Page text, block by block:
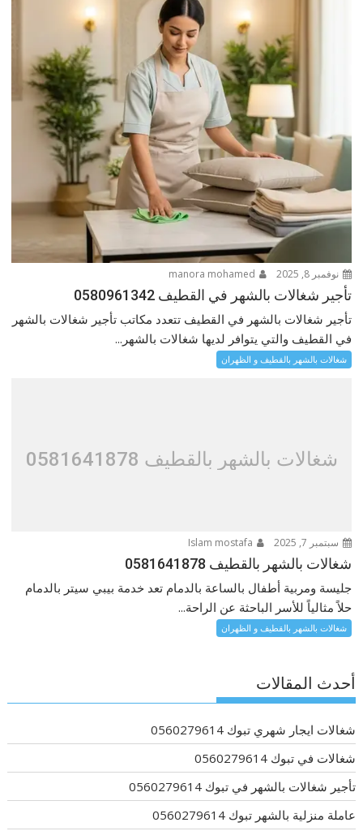
نوفمبر 8, 2025
تأجير شغالات بالشهر في القطيف 0580961342
تأجير شغالات بالشهر في القطيف تتعدد مكاتب تأجير شغالات بالشهر
في القطيف والتي يتوافر لديها شغالات بالشهر...
شغالات بالشهر بالقطيف و الظهران
شغالات بالشهر بالقطيف 0581641878
سبتمبر 7, 2025
شغالات بالشهر بالقطيف 0581641878
جليسة ومربية أطفال بالساعة بالدمام تعد خدمة بيبي سيتر بالدمام
حلاً مثالياً للأسر الباحثة عن الراحة...
شغالات بالشهر بالقطيف و الظهران
أحدث المقالات
شغالات ايجار شهري تبوك 0560279614
شغالات في تبوك 0560279614
تأجير شغالات بالشهر في تبوك 0560279614
عاملة منزلية بالشهر تبوك 0560279614